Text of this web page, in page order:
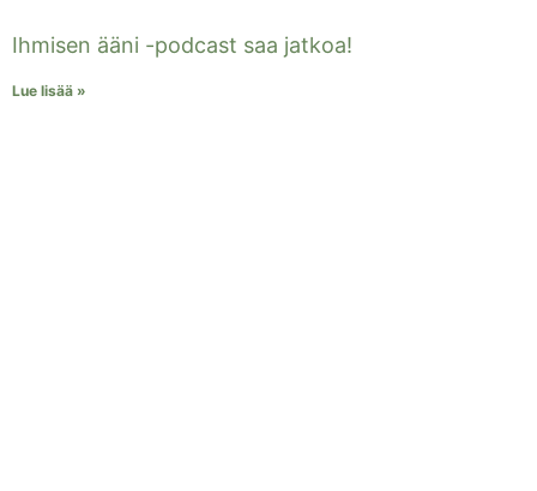
Ihmisen ääni -podcast saa jatkoa!
Lue lisää »